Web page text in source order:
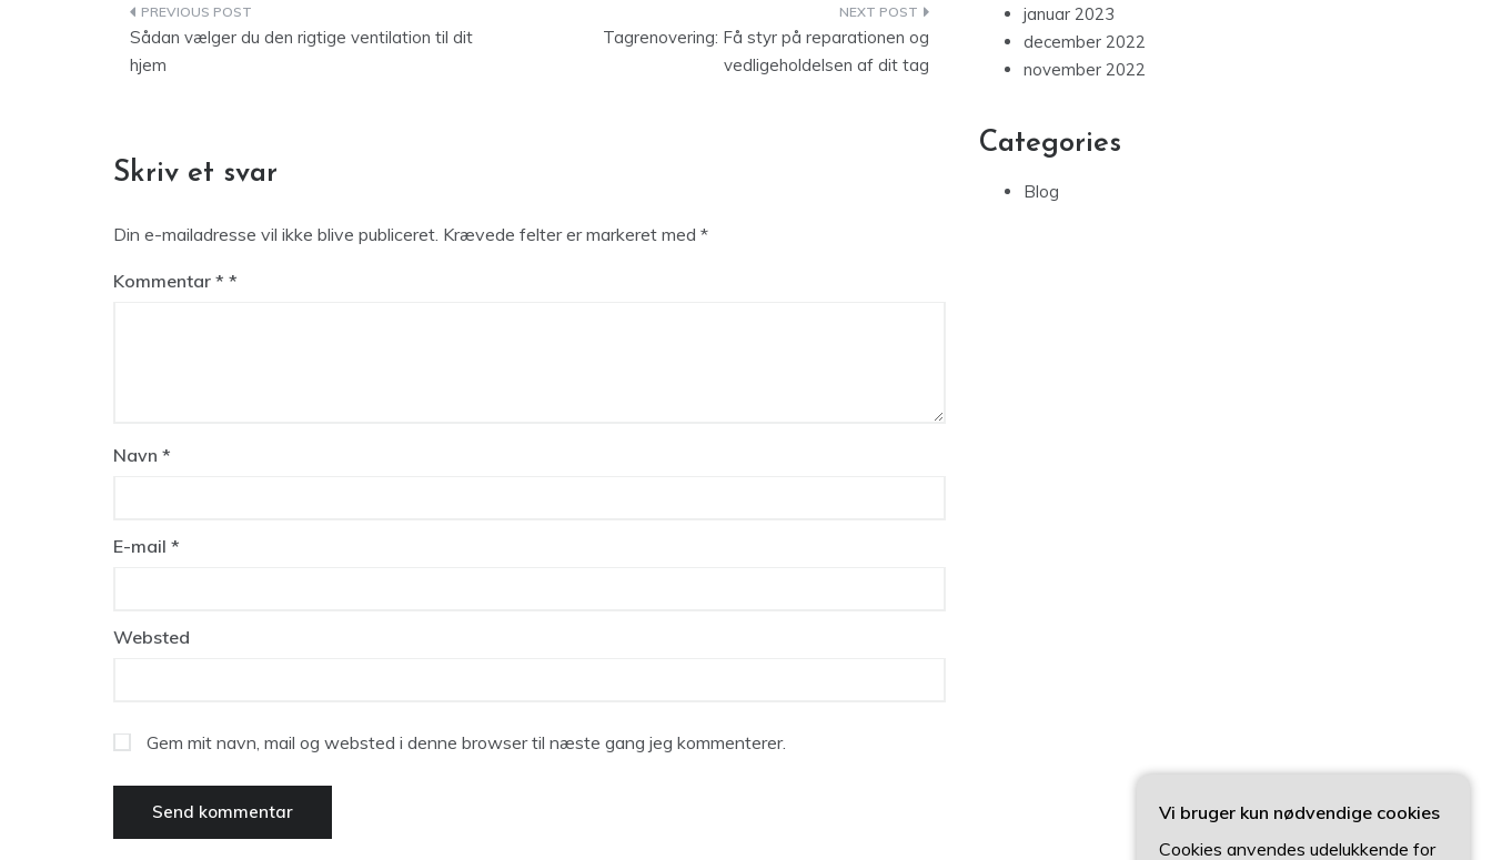
Indlægsnavigation
Sådan vælger du den rigtige ventilation til dit
hjem
Tagrenovering: Få styr på reparationen og
vedligeholdelsen af dit tag
Skriv et svar
Din e-mailadresse vil ikke blive publiceret. Krævede felter er markeret med *
Kommentar *
Navn *
E-mail *
Websted
Gem mit navn, mail og websted i denne browser til næste gang jeg kommenterer.
januar 2023
december 2022
november 2022
Categories
Blog
Vi bruger kun nødvendige cookies
Cookies anvendes udelukkende for